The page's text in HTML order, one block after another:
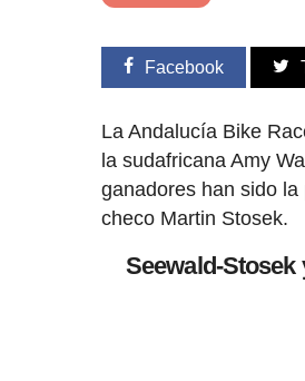
Facebook
La Andalucía Bike
la sudafricana Amy
ganadores han sido
checo Martin Stosek.
Seewald-Stosek